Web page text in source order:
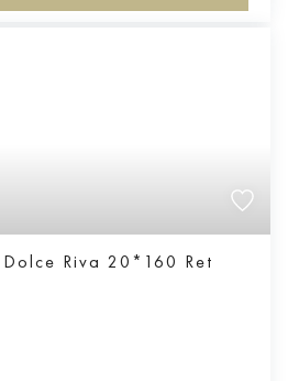
Rive Dolce Riva 20*160 Ret